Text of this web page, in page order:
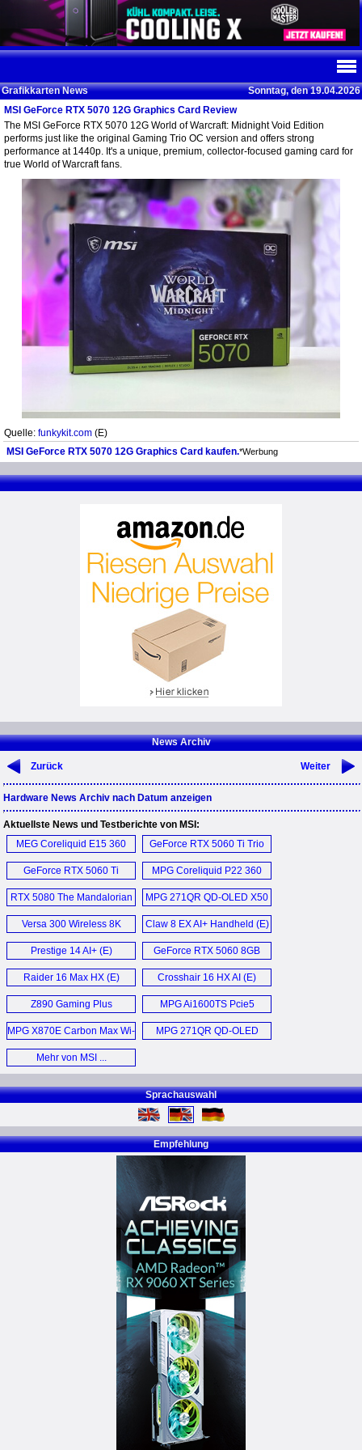
Grafikkarten News
Sonntag, den 19.04.2026
MSI GeForce RTX 5070 12G Graphics Card Review
The MSI GeForce RTX 5070 12G World of Warcraft: Midnight Void Edition
performs just like the original Gaming Trio OC version and offers strong
performance at 1440p. It's a unique, premium, collector-focused gaming card for
true World of Warcraft fans.
Quelle: funkykit.com (E)
MSI GeForce RTX 5070 12G Graphics Card kaufen.*Werbung
News Archiv
Zurück Weiter
Hardware News Archiv nach Datum anzeigen
Aktuellste News und Testberichte von MSI:
MEG Coreliquid E15 360
AIO (E)
GeForce RTX 5060 Ti Trio
OC (E)
GeForce RTX 5060 Ti
Gaming OC 16 GB (E)
MPG Coreliquid P22 360
AIO (E)
RTX 5080 The Mandalorian
and Grogu Unboxing (E)
MPG 271QR QD-OLED X50
Monitor (E)
Versa 300 Wireless 8K
Mouse (E)
Claw 8 EX AI+ Handheld (E)
Prestige 14 AI+ (E)
GeForce RTX 5060 8GB
Gaming OC (E)
Raider 16 Max HX (E)
Crosshair 16 HX AI (E)
Z890 Gaming Plus
WIFI6E (E)
MPG Ai1600TS Pcie5
PSU (E)
MPG X870E Carbon Max Wi-
Fi (E)
MPG 271QR QD-OLED
Mehr von MSI ...
Sprachauswahl
Empfehlung